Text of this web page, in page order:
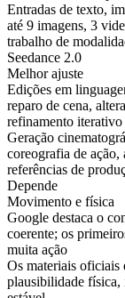
Entradas de texto,
até 9 imagens, 3
trabalho de
Seedance 2.0
Melhor ajuste
Edições em
reparo de cena,
refinamento iterativo
Geração
coreografia de ação,
referências de
Depende
Movimento e física
Google destaca o
coerente; os
muita ação
Os materiais oficiais
plausibilidade física,